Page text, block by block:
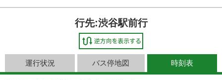
行先:渋谷駅前行
運行状況 バス停地図 時刻表